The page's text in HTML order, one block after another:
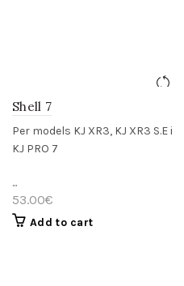
Shell 7
Per models KJ XR3, KJ XR3 S.E i
KJ PRO 7
...
53.00€
Add to cart